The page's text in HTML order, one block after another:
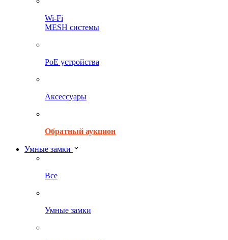
Wi-Fi
MESH системы
PoE устройства
Аксессуары
Обратный аукцион
Умные замки
Все
Умные замки